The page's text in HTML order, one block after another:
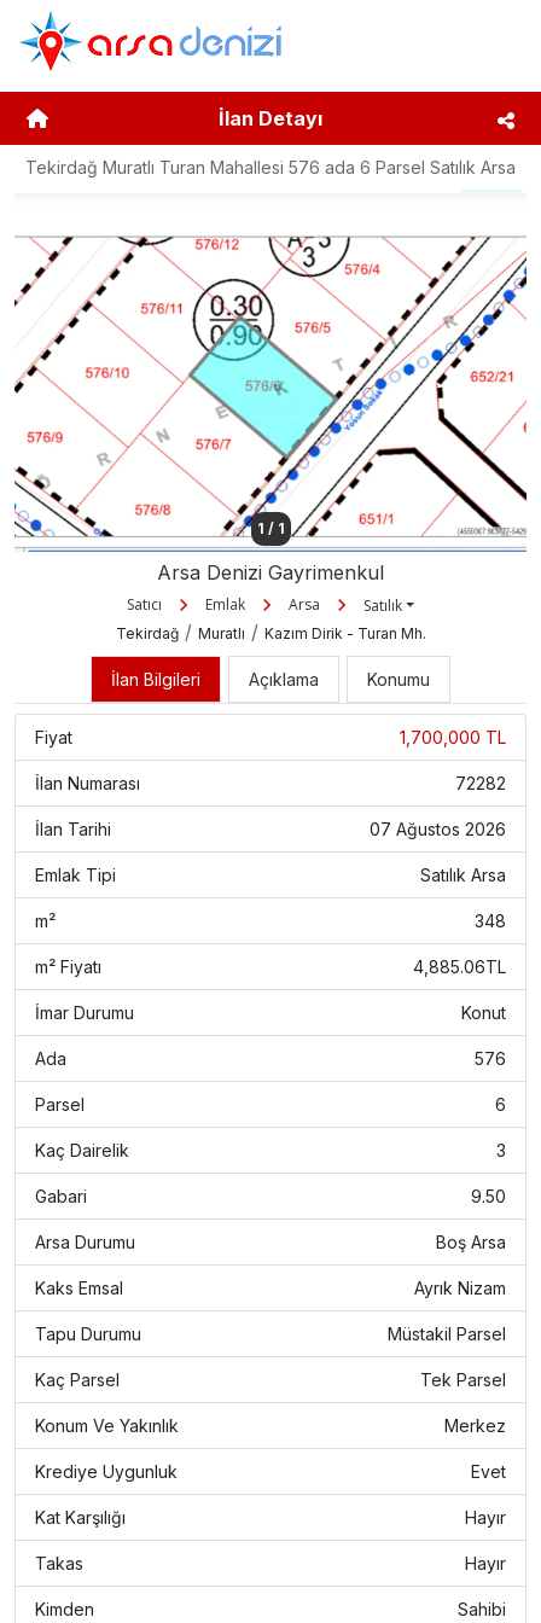
İlan Detayı
Tekirdağ Muratlı Turan Mahallesi 576 ada 6 Parsel Satılık Arsa
1 / 1
Arsa Denizi Gayrimenkul
Satıcı Emlak Arsa Satılık
Tekirdağ/ Muratlı / Kazım Dirik - Turan Mh.
İlan Bilgileri Açıklama Konumu
Fiyat 1,700,000 TL
İlan Numarası 72282
İlan Tarihi 07 Ağustos 2026
Emlak Tipi Satılık Arsa
m² 348
m² Fiyatı 4,885.06TL
İmar Durumu Konut
Ada 576
Parsel 6
Kaç Dairelik 3
Gabari 9.50
Arsa Durumu Boş Arsa
Kaks Emsal Ayrık Nizam
Tapu Durumu Müstakil Parsel
Kaç Parsel Tek Parsel
Konum Ve Yakınlık Merkez
Krediye Uygunluk Evet
Kat Karşılığı Hayır
Takas Hayır
Kimden Sahibi